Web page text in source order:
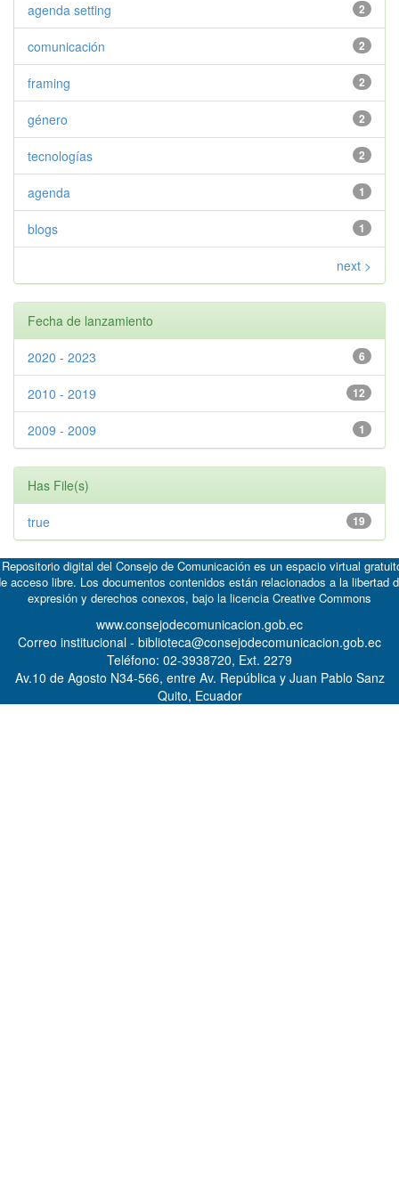
2
agenda setting
2
comunicación
2
framing
2
género
2
tecnologías
1
agenda
1
blogs
next >
Fecha de lanzamiento
6
2020 - 2023
12
2010 - 2019
1
2009 - 2009
Has File(s)
19
true
digital del Consejo de Comunicación es un espacio virtual
acceso libre. Los documentos contenidos están relacionados a la libertad
expresión y derechos conexos, bajo la licencia Creative Commons
www.consejodecomunicacion.gob.ec
Correo institucional - biblioteca@consejodecomunicacion.gob.ec
Teléfono: 02-3938720, Ext. 2279
Av.10 de Agosto N34-566, entre Av. República y Juan Pablo Sanz
Quito, Ecuador